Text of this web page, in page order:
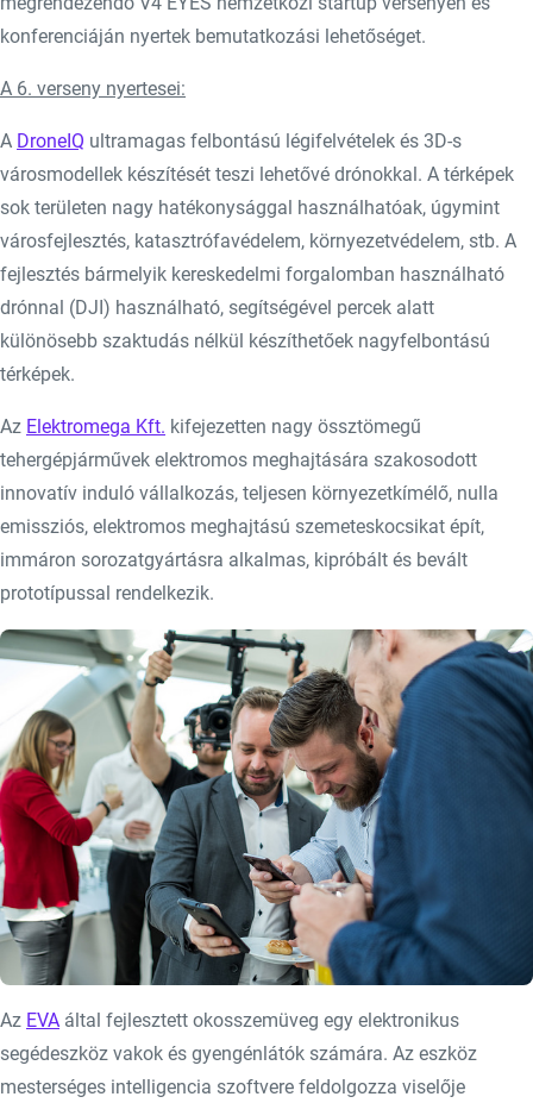
konferenciáján nyertek bemutatkozási lehetőséget.
A 6. verseny nyertesei:
A DroneIQ ultramagas felbontású légifelvételek és 3D-s
városmodellek készítését teszi lehetővé drónokkal. A térképek
sok területen nagy hatékonysággal használhatóak, úgymint
városfejlesztés, katasztrófavédelem, környezetvédelem, stb. A
fejlesztés bármelyik kereskedelmi forgalomban használható
drónnal (DJI) használható, segítségével percek alatt
különösebb szaktudás nélkül készíthetőek nagyfelbontású
térképek.
Az Elektromega Kft. kifejezetten nagy össztömegű
tehergépjárművek elektromos meghajtására szakosodott
innovatív induló vállalkozás, teljesen környezetkímélő, nulla
emissziós, elektromos meghajtású szemeteskocsikat épít,
immáron sorozatgyártásra alkalmas, kipróbált és bevált
prototípussal rendelkezik.
Az EVA által fejlesztett okosszemüveg egy elektronikus
segédeszköz vakok és gyengénlátók számára. Az eszköz
mesterséges intelligencia szoftvere feldolgozza viselője